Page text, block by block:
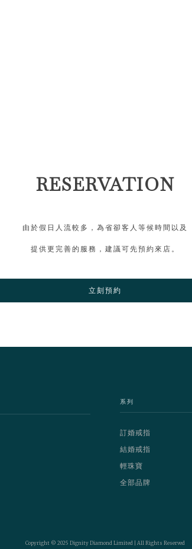
RESERVATION
由於假日人流較多，為省卻客人等候時間以及
提供更完善的服務，建議可先預約來店。
立刻預約
系列
訂婚戒指
結婚戒指
輕珠寶
全部品牌
Copyright © 2025 Dignity Diamond Limited | All Rights Reserved